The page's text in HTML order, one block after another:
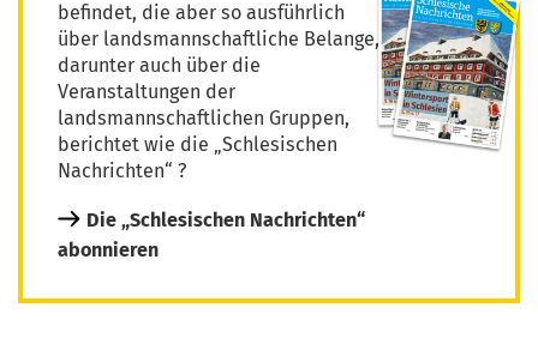
befindet, die aber so ausführlich
über landsmannschaftliche Belange,
darunter auch über die
Veranstaltungen der
landsmannschaftlichen Gruppen,
berichtet wie die „Schlesischen
Nachrichten“ ?
Die „Schlesischen Nachrichten“
abonnieren